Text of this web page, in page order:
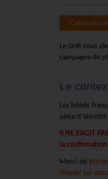
Le GHR vous
campagne de
Le
Les hôtels
pièce
Il NE S’AGIT
la confirmation
Merci de
cliquer sur